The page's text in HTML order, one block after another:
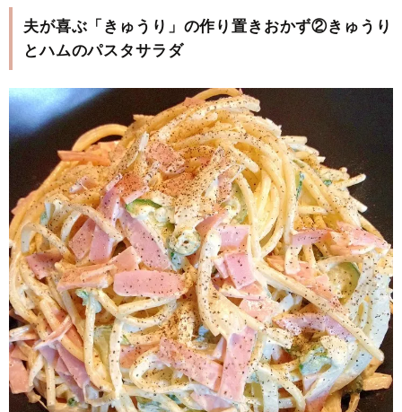
夫が喜ぶ「きゅうり」の作り置きおかず②きゅうり
とハムのパスタサラダ